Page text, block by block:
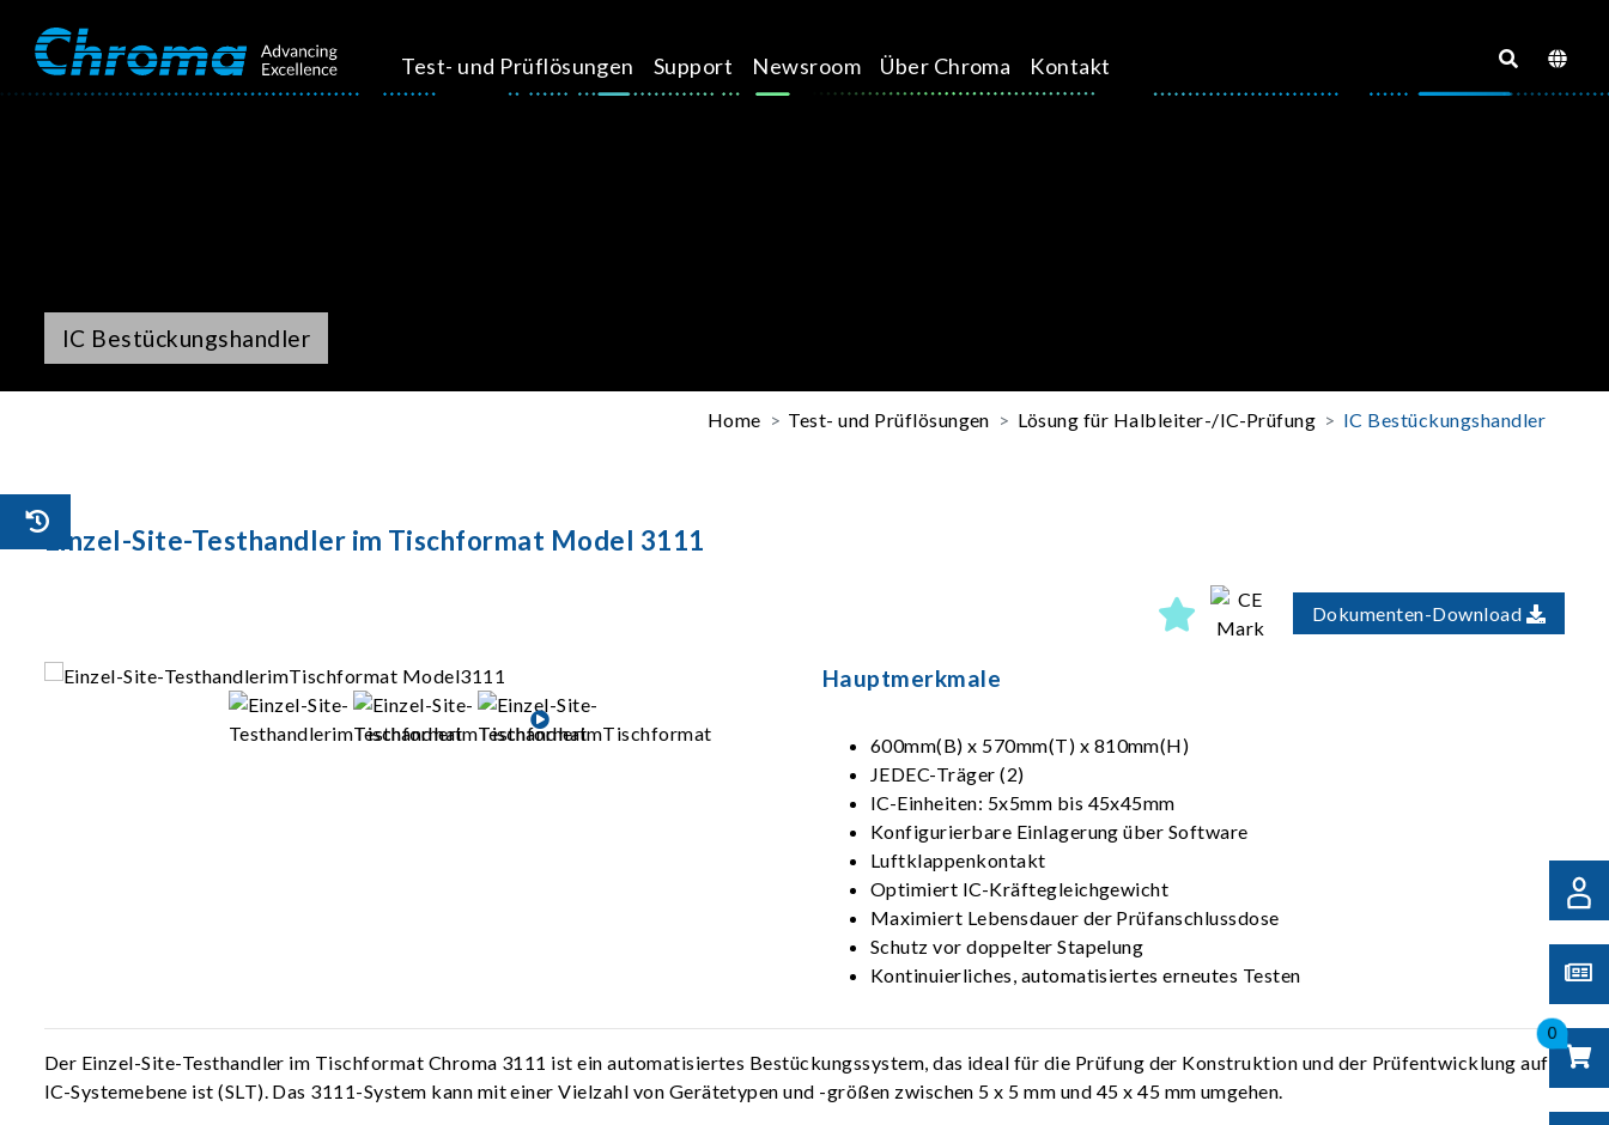
Test- und Prüflösungen Support Newsroom Über Chroma Kontakt
0
IC Bestückungshandler
Home Test- und Prüflösungen Lösung für Halbleiter-/IC-Prüfung IC Bestückungshandler
Einzel-Site-Testhandler im Tischformat Model 3111
Dokumenten-Download
Hauptmerkmale
600mm(B) x 570mm(T) x 810mm(H)
JEDEC-Träger (2)
IC-Einheiten: 5x5mm bis 45x45mm
Konfigurierbare Einlagerung über Software
Luftklappenkontakt
Optimiert IC-Kräftegleichgewicht
Maximiert Lebensdauer der Prüfanschlussdose
Schutz vor doppelter Stapelung
Kontinuierliches, automatisiertes erneutes Testen
Der Einzel-Site-Testhandler im Tischformat Chroma 3111 ist ein automatisiertes Bestückungssystem, das ideal für die Prüfung der Konstruktion und der Prüfentwicklung auf
IC-Systemebene ist (SLT). Das 3111-System kann mit einer Vielzahl von Gerätetypen und -größen zwischen 5 x 5 mm und 45 x 45 mm umgehen.